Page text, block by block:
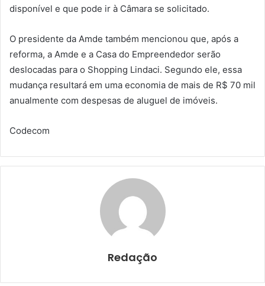
disponível e que pode ir à Câmara se solicitado.
O presidente da Amde também mencionou que, após a
reforma, a Amde e a Casa do Empreendedor serão
deslocadas para o Shopping Lindaci. Segundo ele, essa
mudança resultará em uma economia de mais de R$ 70 mil
anualmente com despesas de aluguel de imóveis.
Codecom
Redação